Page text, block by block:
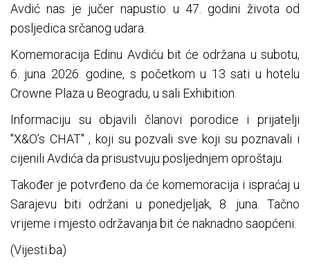
Avdić nas je jučer napustio u 47. godini života od
posljedica srčanog udara.
Komemoracija Edinu Avdiću bit će održana u subotu,
6. juna 2026. godine, s početkom u 13 sati u hotelu
Crowne Plaza u Beogradu, u sali Exhibition.
Informaciju su objavili članovi porodice i prijatelji
"X&O’s CHAT" , koji su pozvali sve koji su poznavali i
cijenili Avdića da prisustvuju posljednjem oproštaju.
Također je potvrđeno da će komemoracija i ispraćaj u
Sarajevu biti održani u ponedjeljak, 8. juna. Tačno
vrijeme i mjesto održavanja bit će naknadno saopćeni.
(Vijesti.ba)